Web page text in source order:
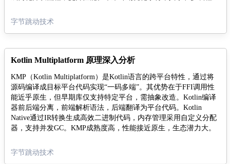
字节跳动技术
Kotlin Multiplatform 原理深入分析
KMP（Kotlin Multiplatform）是Kotlin语言的跨平台特性，通过将
源码编译成目标平台代码实现“一码多端”。其优势在于FFI调用性
能近乎原生，但早期库仅支持特定平台，需抽象改造。Kotlin编译
器前后端分离，前端解析语法，后端翻译为平台代码。Kotlin
Native通过IR转换生成高效二进制代码，内存管理采用自定义分配
器，支持并发GC。KMP成熟度高，性能接近原生，生态潜力大。
字节跳动技术